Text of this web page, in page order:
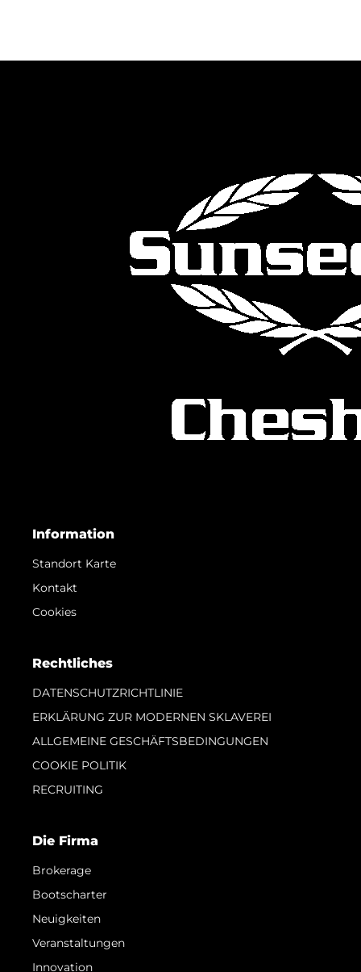
Information
Standort Karte
Kontakt
Cookies
Rechtliches
DATENSCHUTZRICHTLINIE
ERKLÄRUNG ZUR MODERNEN SKLAVEREI
ALLGEMEINE GESCHÄFTSBEDINGUNGEN
COOKIE POLITIK
RECRUITING
Die Firma
Brokerage
Bootscharter
Neuigkeiten
Veranstaltungen
Innovation